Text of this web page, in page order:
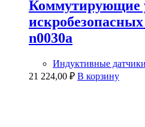
Коммутирующие
n0030a
Индуктивные датчики
21 224,00 ₽ В корзину